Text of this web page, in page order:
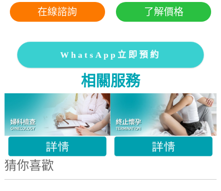
在線諮詢 了解價格
WhatsApp立即預約
相關服務
猜你喜歡